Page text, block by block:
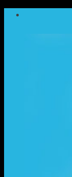
ข้าม